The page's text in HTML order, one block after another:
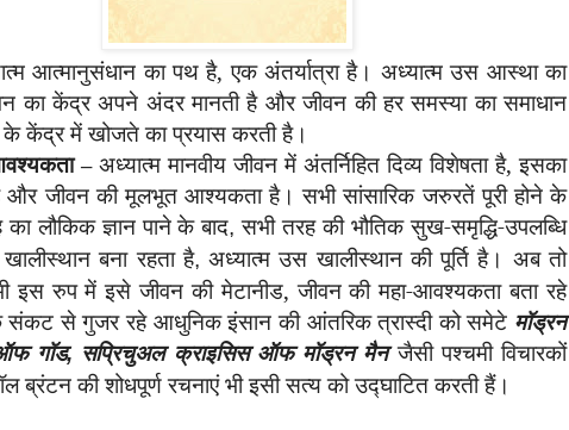
आत्मानुसंधान का पथ है, एक अंतर्यात्रा है। अध्यात्म उस आस्था का
का केंद्र अपने अंदर मानती है और जीवन की हर समस्या का समाधान
केंद्र में खोजते का प्रयास करती है।
–अध्यात्म मानवीय जीवन में अंतर्निहित दिव्य विशेषता है, इसका
और जीवन की मूलभूत आश्यकता है। सभी सांसारिक जरुरतें पूरी होने के
लौकिक ज्ञान पाने के बाद,सभी तरह की भौतिक सुख-समृद्धि-उपलब्धि
बना रहता है,अध्यात्म उस खालीस्थान की पूर्ति है। अब तो
इस रुप में इसे जीवन की मेटानीड, जीवन की महा-आवश्यकता बता रहे
संकट से गुजर रहे आधुनिक इंसान की आंतरिक त्रास्दी को समेटे मॉड्रन
गॉड, सप्रिचुअल क्राइसिस ऑफ मॉड्रन मैनजैसी पश्चमी विचारकों
ब्रंटन की शोधपूर्ण रचनाएं भी इसी सत्य को उद्घाटित करती हैं।